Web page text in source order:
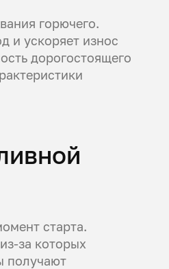
горючего.
и ускоряет износ
дорогостоящего
старта.
за которых
получают